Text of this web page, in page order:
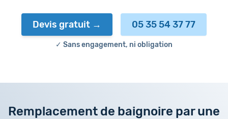
Devis gratuit 05 35 54 37 77
✓ Sans engagement, ni obligation
Remplacement de baignoire par une